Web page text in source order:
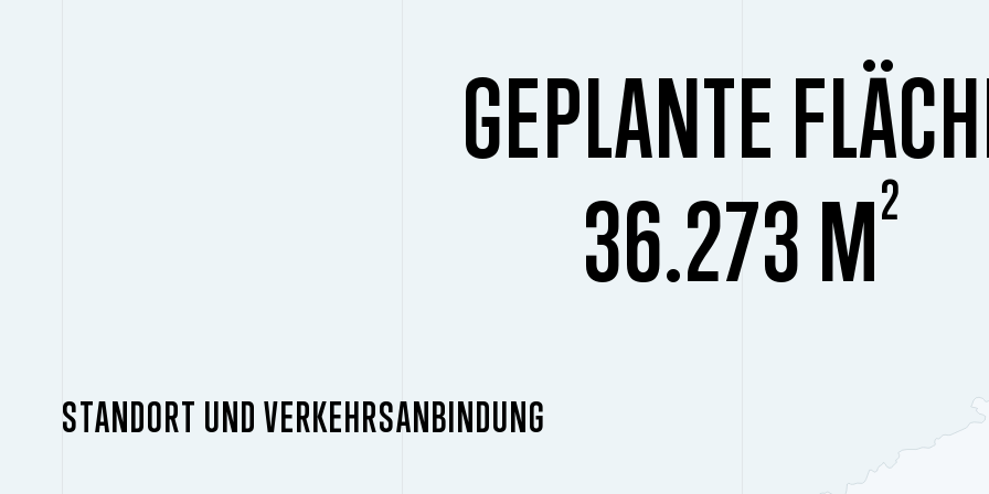
GEPLANTE
36.273 M2
STANDORT UND VERKEHRSANBINDUNG